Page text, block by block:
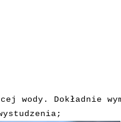
wody. Dokładnie